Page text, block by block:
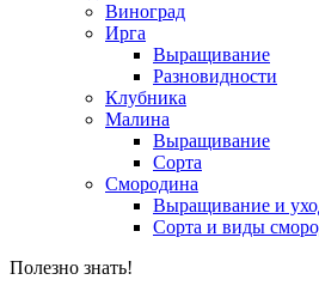
Виноград
Ирга
Выращивание
Разновидности
Клубника
Малина
Выращивание
Сорта
Смородина
Выращивание и
Сорта и виды
Полезно знать!